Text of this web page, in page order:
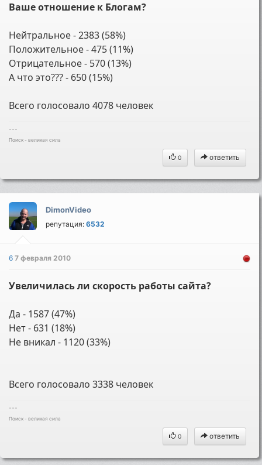
Ваше отношение к Блогам?
Нейтральное - 2383 (58%)
Положительное - 475 (11%)
Отрицательное - 570 (13%)
А что это??? - 650 (15%)
Всего голосовало 4078 человек
---
Поиск - великая сила
0 ответить
DimonVideo
репутация:6532
67 февраля 2010
Увеличилась ли скорость работы сайта?
Да - 1587 (47%)
Нет - 631 (18%)
Не вникал - 1120 (33%)
Всего голосовало 3338 человек
---
Поиск - великая сила
0 ответить